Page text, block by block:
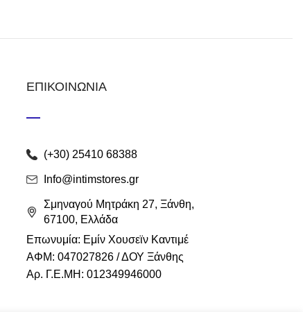
ΕΠΙΚΟΙΝΩΝΙΑ
(+30) 25410 68388
Info@intimstores.gr
Σμηναγού Μητράκη 27, Ξάνθη,
67100, Ελλάδα
Επωνυμία: Εμίν Χουσεϊν Καντιμέ
ΑΦΜ: 047027826 / ΔΟΥ Ξάνθης
Αρ. Γ.Ε.ΜΗ: 012349946000